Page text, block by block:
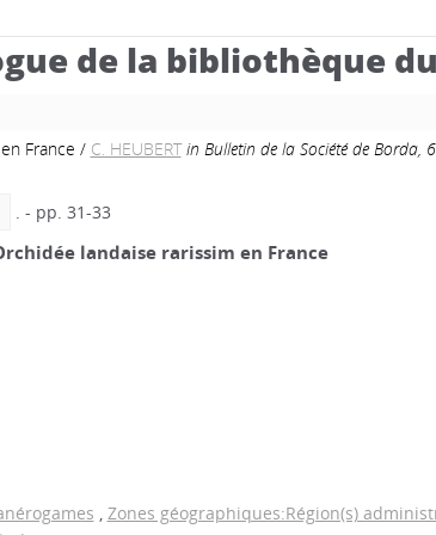
de la bibliothèque du
France / C. HEUBERT in Bulletin de la Société de Borda,
. - pp. 31-33
landaise rarissim en France
, Zones géographiques:Région(s)